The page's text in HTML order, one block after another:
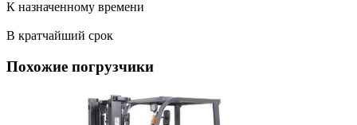
К назначенному времени
В кратчайший срок
Похожие погрузчики